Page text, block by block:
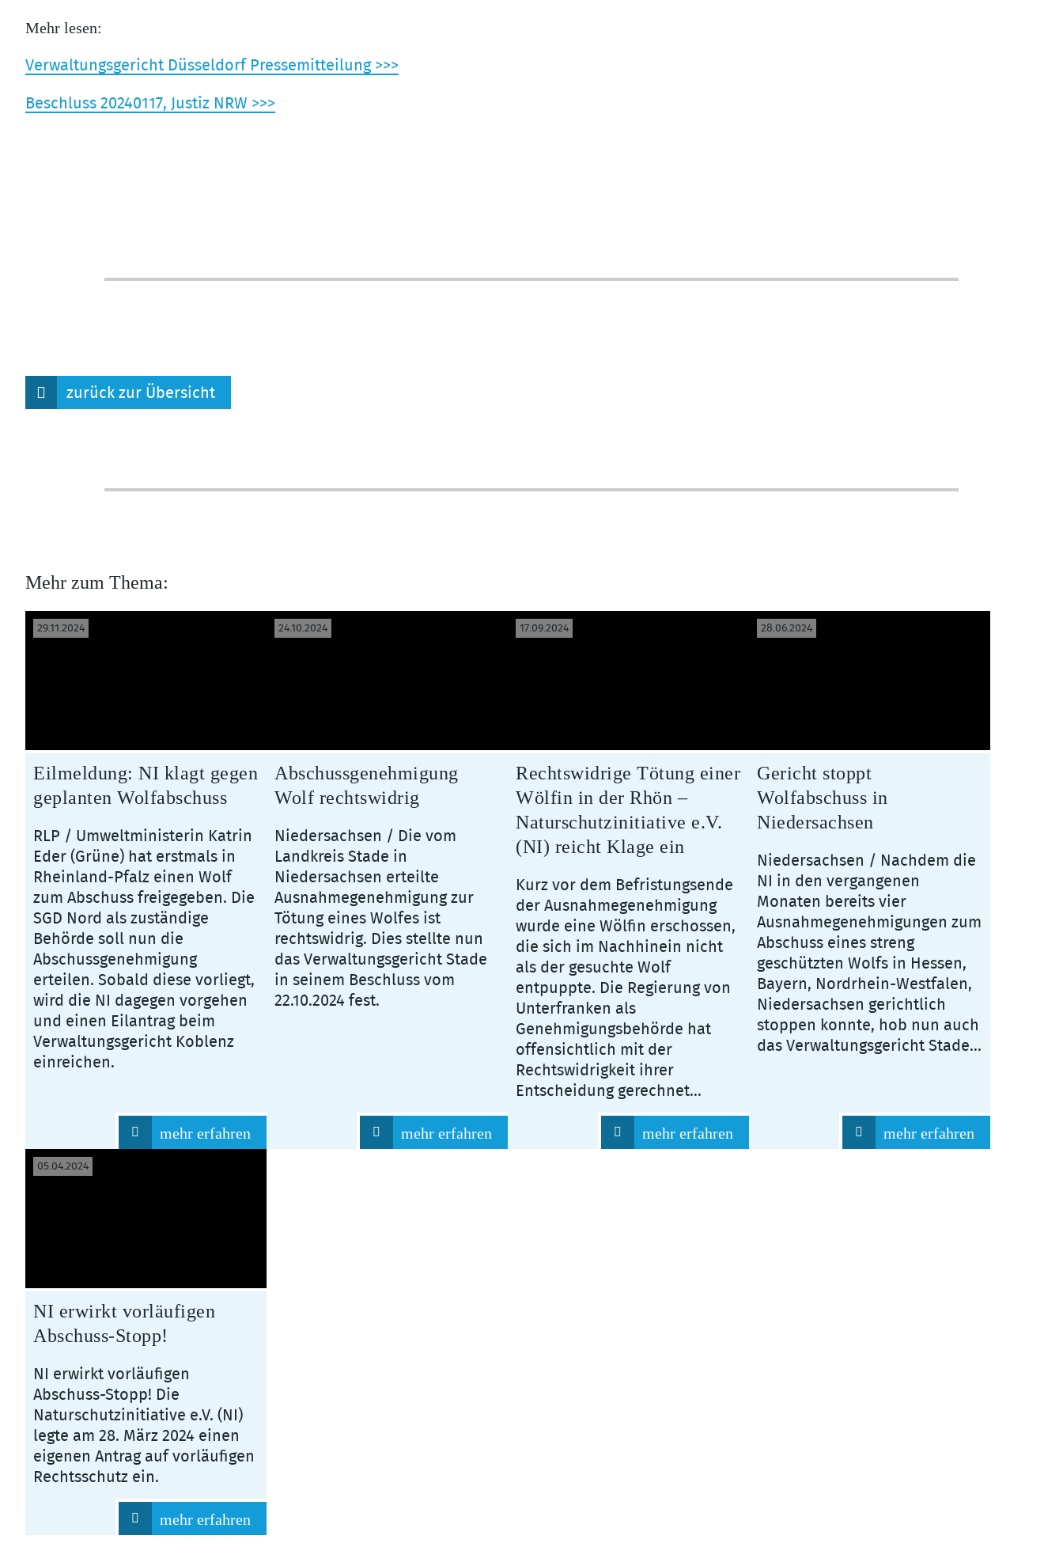
Mehr lesen:
Verwaltungsgericht Düsseldorf Pressemitteilung >>>
Beschluss 20240117, Justiz NRW >>>
zurück zur Übersicht
Mehr zum Thema:
29.11.2024
Eilmeldung: NI klagt gegen
geplanten Wolfabschuss
RLP / Umweltministerin Katrin
Eder (Grüne) hat erstmals in
Rheinland-Pfalz einen Wolf
zum Abschuss freigegeben. Die
SGD Nord als zuständige
Behörde soll nun die
Abschussgenehmigung
erteilen. Sobald diese vorliegt,
wird die NI dagegen vorgehen
und einen Eilantrag beim
Verwaltungsgericht Koblenz
einreichen.
mehr erfahren
24.10.2024
Abschussgenehmigung
Wolf rechtswidrig
Niedersachsen / Die vom
Landkreis Stade in
Niedersachsen erteilte
Ausnahmegenehmigung zur
Tötung eines Wolfes ist
rechtswidrig. Dies stellte nun
das Verwaltungsgericht Stade
in seinem Beschluss vom
22.10.2024 fest.
mehr erfahren
17.09.2024
Rechtswidrige Tötung einer
Wölfin in der Rhön –
Naturschutzinitiative e.V.
(NI) reicht Klage ein
Kurz vor dem Befristungsende
der Ausnahmegenehmigung
wurde eine Wölfin erschossen,
die sich im Nachhinein nicht
als der gesuchte Wolf
entpuppte. Die Regierung von
Unterfranken als
Genehmigungsbehörde hat
offensichtlich mit der
Rechtswidrigkeit ihrer
Entscheidung gerechnet...
mehr erfahren
28.06.2024
Gericht stoppt
Wolfabschuss in
Niedersachsen
Niedersachsen / Nachdem die
NI in den vergangenen
Monaten bereits vier
Ausnahmegenehmigungen zum
Abschuss eines streng
geschützten Wolfs in Hessen,
Bayern, Nordrhein-Westfalen,
Niedersachsen gerichtlich
stoppen konnte, hob nun auch
das Verwaltungsgericht Stade...
mehr erfahren
05.04.2024
NI erwirkt vorläufigen
Abschuss-Stopp!
NI erwirkt vorläufigen
Abschuss-Stopp! Die
Naturschutzinitiative e.V. (NI)
legte am 28. März 2024 einen
eigenen Antrag auf vorläufigen
Rechtsschutz ein.
mehr erfahren